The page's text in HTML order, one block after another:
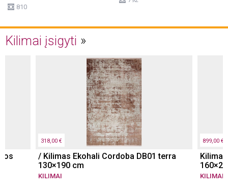
810
Kilimai įsigyti
318,00 €
/ Kilimas Ekohali Cordoba DB01 terra
130×190 cm
KILIMAI
899,00 €
KILIMAI